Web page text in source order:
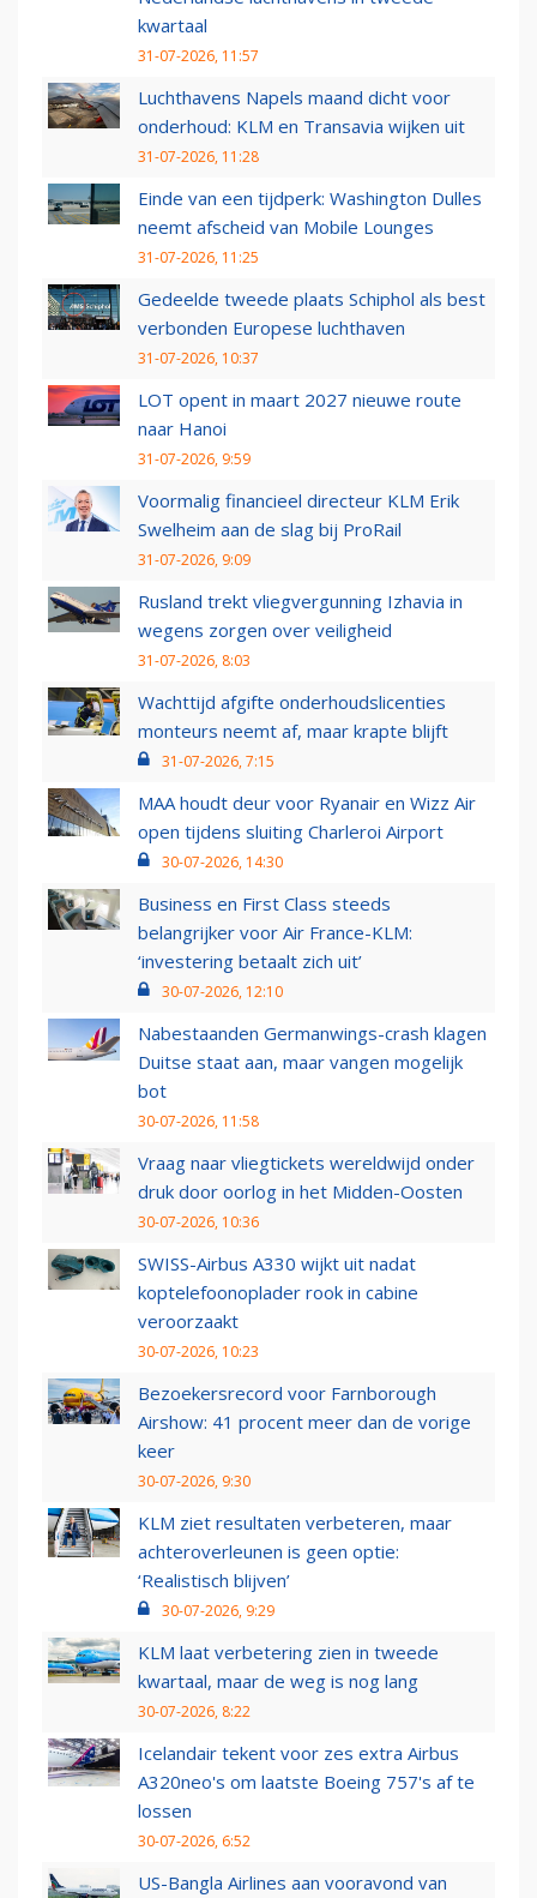
kwartaal
31-07-2026, 11:57
Luchthavens Napels maand dicht voor
onderhoud: KLM en Transavia wijken uit
31-07-2026, 11:28
Einde van een tijdperk: Washington Dulles
neemt afscheid van Mobile Lounges
31-07-2026, 11:25
Gedeelde tweede plaats Schiphol als best
verbonden Europese luchthaven
31-07-2026, 10:37
LOT opent in maart 2027 nieuwe route
naar Hanoi
31-07-2026, 9:59
Voormalig financieel directeur KLM Erik
Swelheim aan de slag bij ProRail
31-07-2026, 9:09
Rusland trekt vliegvergunning Izhavia in
wegens zorgen over veiligheid
31-07-2026, 8:03
Wachttijd afgifte onderhoudslicenties
monteurs neemt af, maar krapte blijft
31-07-2026, 7:15
MAA houdt deur voor Ryanair en Wizz Air
open tijdens sluiting Charleroi Airport
30-07-2026, 14:30
Business en First Class steeds
belangrijker voor Air France-KLM:
‘investering betaalt zich uit’
30-07-2026, 12:10
Nabestaanden Germanwings-crash klagen
Duitse staat aan, maar vangen mogelijk
bot
30-07-2026, 11:58
Vraag naar vliegtickets wereldwijd onder
druk door oorlog in het Midden-Oosten
30-07-2026, 10:36
SWISS-Airbus A330 wijkt uit nadat
koptelefoonoplader rook in cabine
veroorzaakt
30-07-2026, 10:23
Bezoekersrecord voor Farnborough
Airshow: 41 procent meer dan de vorige
keer
30-07-2026, 9:30
KLM ziet resultaten verbeteren, maar
achteroverleunen is geen optie:
‘Realistisch blijven’
30-07-2026, 9:29
KLM laat verbetering zien in tweede
kwartaal, maar de weg is nog lang
30-07-2026, 8:22
Icelandair tekent voor zes extra Airbus
A320neo's om laatste Boeing 757's af te
lossen
30-07-2026, 6:52
US-Bangla Airlines aan vooravond van